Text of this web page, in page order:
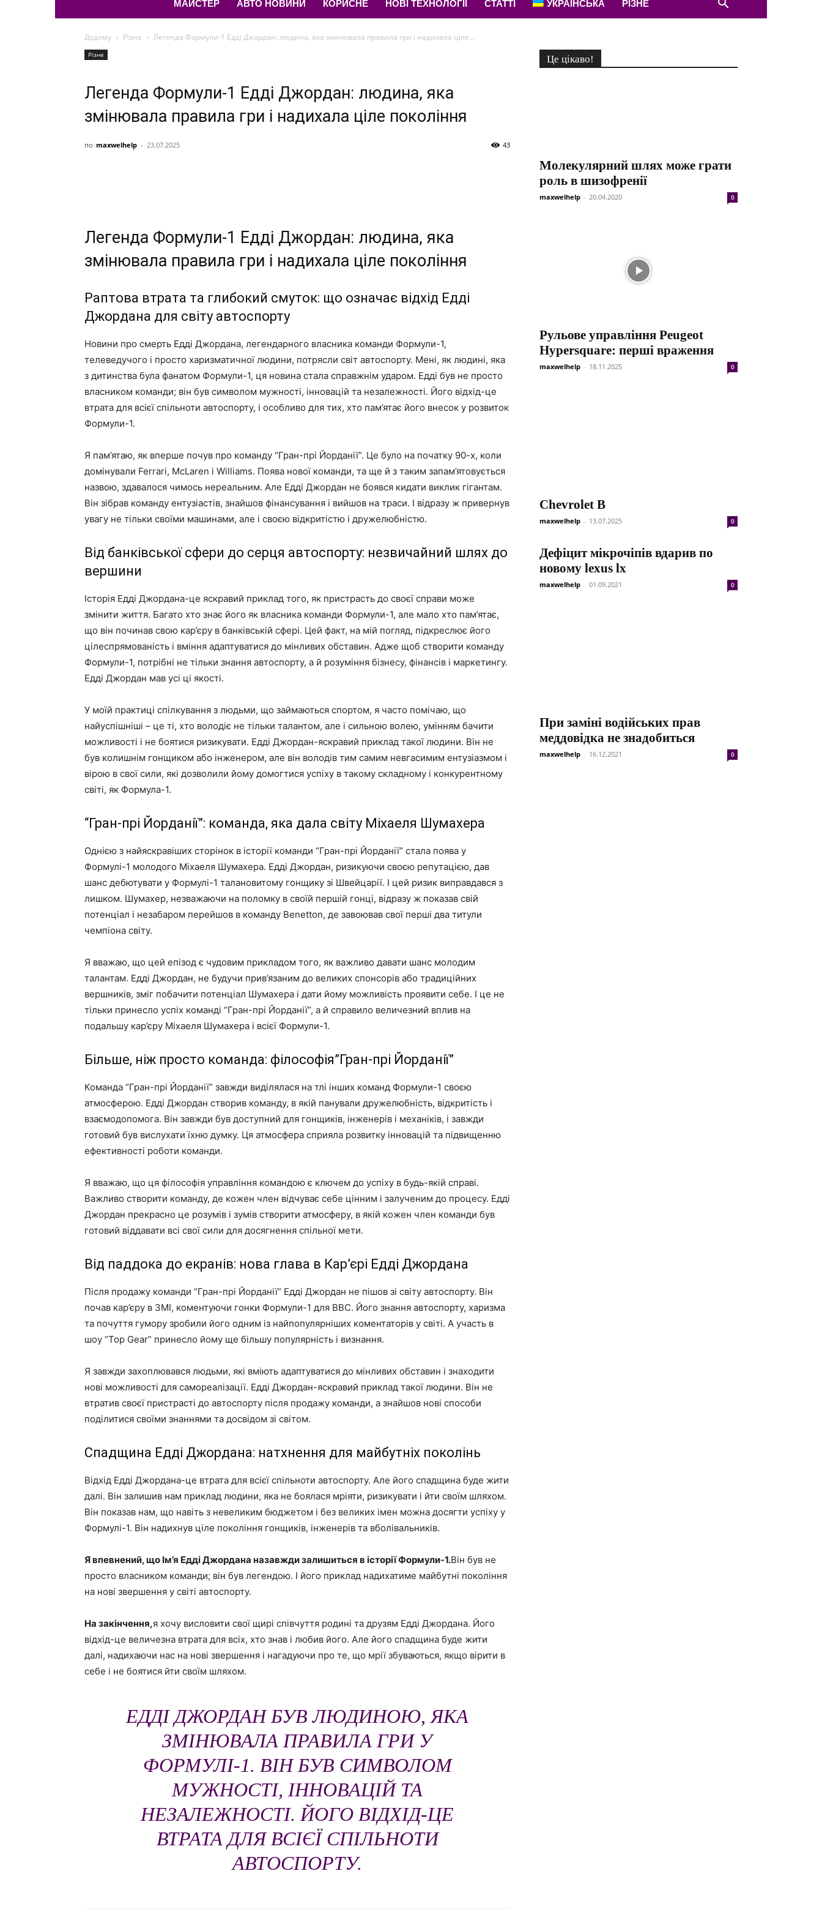
МАЙСТЕР АВТО НОВИНИ КОРИСНЕ НОВІ ТЕХНОЛОГІЇ СТАТТІ УКРАЇНСЬКА РІЗНЕ
Додому Різне Легенда Формули-1 Едді Джордан: людина, яка змінювала правила гри і надихала ціле...
Різне
Легенда Формули-1 Едді Джордан: людина, яка
змінювала правила гри і надихала ціле покоління
по maxwelhelp - 23.07.2025 43
Легенда Формули-1 Едді Джордан: людина, яка
змінювала правила гри і надихала ціле покоління
Раптова втрата та глибокий смуток: що означає відхід Едді
Джордана для світу автоспорту
Новини про смерть Едді Джордана, легендарного власника команди Формули-1,
телеведучого і просто харизматичної людини, потрясли світ автоспорту. Мені, як людині, яка
з дитинства була фанатом Формули-1, ця новина стала справжнім ударом. Едді був не просто
власником команди; він був символом мужності, інновацій та незалежності. Його відхід-це
втрата для всієї спільноти автоспорту, і особливо для тих, хто пам’ятає його внесок у розвиток
Формули-1.
Я пам’ятаю, як вперше почув про команду “Гран-прі Йорданії”. Це було на початку 90-х, коли
домінували Ferrari, McLaren і Williams. Поява нової команди, та ще й з таким запам’ятовується
назвою, здавалося чимось нереальним. Але Едді Джордан не боявся кидати виклик гігантам.
Він зібрав команду ентузіастів, знайшов фінансування і вийшов на траси. І відразу ж привернув
увагу не тільки своїми машинами, але і своєю відкритістю і дружелюбністю.
Від банківської сфери до серця автоспорту: незвичайний шлях до
вершини
Історія Едді Джордана-це яскравий приклад того, як пристрасть до своєї справи може
змінити життя. Багато хто знає його як власника команди Формули-1, але мало хто пам’ятає,
що він починав свою кар’єру в банківській сфері. Цей факт, на мій погляд, підкреслює його
цілеспрямованість і вміння адаптуватися до мінливих обставин. Адже щоб створити команду
Формули-1, потрібні не тільки знання автоспорту, а й розуміння бізнесу, фінансів і маркетингу.
Едді Джордан мав усі ці якості.
У моїй практиці спілкування з людьми, що займаються спортом, я часто помічаю, що
найуспішніші – це ті, хто володіє не тільки талантом, але і сильною волею, умінням бачити
можливості і не боятися ризикувати. Едді Джордан-яскравий приклад такої людини. Він не
був колишнім гонщиком або інженером, але він володів тим самим невгасимим ентузіазмом і
вірою в свої сили, які дозволили йому домогтися успіху в такому складному і конкурентному
світі, як Формула-1.
“Гран-прі Йорданії”: команда, яка дала світу Міхаеля Шумахера
Однією з найяскравіших сторінок в історії команди “Гран-прі Йорданії” стала поява у
Формулі-1 молодого Міхаеля Шумахера. Едді Джордан, ризикуючи своєю репутацією, дав
шанс дебютувати у Формулі-1 талановитому гонщику зі Швейцарії. І цей ризик виправдався з
лишком. Шумахер, незважаючи на поломку в своїй першій гонці, відразу ж показав свій
потенціал і незабаром перейшов в команду Benetton, де завоював свої перші два титули
чемпіона світу.
Я вважаю, що цей епізод є чудовим прикладом того, як важливо давати шанс молодим
талантам. Едді Джордан, не будучи прив’язаним до великих спонсорів або традиційних
вершників, зміг побачити потенціал Шумахера і дати йому можливість проявити себе. І це не
тільки принесло успіх команді “Гран-прі Йорданії”, а й справило величезний вплив на
подальшу кар’єру Міхаеля Шумахера і всієї Формули-1.
Більше, ніж просто команда: філософія”Гран-прі Йорданії”
Команда “Гран-прі Йорданії” завжди виділялася на тлі інших команд Формули-1 своєю
атмосферою. Едді Джордан створив команду, в якій панували дружелюбність, відкритість і
взаємодопомога. Він завжди був доступний для гонщиків, інженерів і механіків, і завжди
готовий був вислухати їхню думку. Ця атмосфера сприяла розвитку інновацій та підвищенню
ефективності роботи команди.
Я вважаю, що ця філософія управління командою є ключем до успіху в будь-якій справі.
Важливо створити команду, де кожен член відчуває себе цінним і залученим до процесу. Едді
Джордан прекрасно це розумів і зумів створити атмосферу, в якій кожен член команди був
готовий віддавати всі свої сили для досягнення спільної мети.
Від паддока до екранів: нова глава в Кар’єрі Едді Джордана
Після продажу команди “Гран-прі Йорданії” Едді Джордан не пішов зі світу автоспорту. Він
почав кар’єру в ЗМІ, коментуючи гонки Формули-1 для BBC. Його знання автоспорту, харизма
та почуття гумору зробили його одним із найпопулярніших коментаторів у світі. А участь в
шоу “Top Gear” принесло йому ще більшу популярність і визнання.
Я завжди захоплювався людьми, які вміють адаптуватися до мінливих обставин і знаходити
нові можливості для самореалізації. Едді Джордан-яскравий приклад такої людини. Він не
втратив своєї пристрасті до автоспорту після продажу команди, а знайшов нові способи
поділитися своїми знаннями та досвідом зі світом.
Спадщина Едді Джордана: натхнення для майбутніх поколінь
Відхід Едді Джордана-це втрата для всієї спільноти автоспорту. Але його спадщина буде жити
далі. Він залишив нам приклад людини, яка не боялася мріяти, ризикувати і йти своїм шляхом.
Він показав нам, що навіть з невеликим бюджетом і без великих імен можна досягти успіху у
Формулі-1. Він надихнув ціле покоління гонщиків, інженерів та вболівальників.
Я впевнений, що Ім’я Едді Джордана назавжди залишиться в історії Формули-1.Він був не
просто власником команди; він був легендою. І його приклад надихатиме майбутні покоління
на нові звершення у світі автоспорту.
На закінчення,я хочу висловити свої щирі співчуття родині та друзям Едді Джордана. Його
відхід-це величезна втрата для всіх, хто знав і любив його. Але його спадщина буде жити
далі, надихаючи нас на нові звершення і нагадуючи про те, що мрії збуваються, якщо вірити в
себе і не боятися йти своїм шляхом.
ЕДДІ ДЖОРДАН БУВ ЛЮДИНОЮ, ЯКА
ЗМІНЮВАЛА ПРАВИЛА ГРИ У
ФОРМУЛІ-1. ВІН БУВ СИМВОЛОМ
МУЖНОСТІ, ІННОВАЦІЙ ТА
НЕЗАЛЕЖНОСТІ. ЙОГО ВІДХІД-ЦЕ
ВТРАТА ДЛЯ ВСІЄЇ СПІЛЬНОТИ
АВТОСПОРТУ.
Це цікаво!
Молекулярний шлях може грати
роль в шизофренії
maxwelhelp - 20.04.2020 0
Рульове управління Peugeot
Hypersquare: перші враження
maxwelhelp - 18.11.2025 0
Chevrolet B
maxwelhelp - 13.07.2025 0
Дефіцит мікрочіпів вдарив по
новому lexus lx
maxwelhelp - 01.09.2021 0
При заміні водійських прав
меддовідка не знадобиться
maxwelhelp - 16.12.2021 0